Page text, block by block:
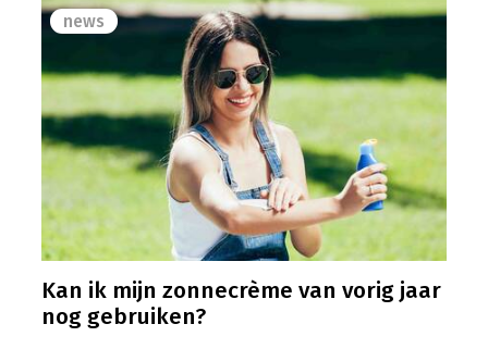
news
Kan ik mijn zonnecrème van vorig jaar
nog gebruiken?